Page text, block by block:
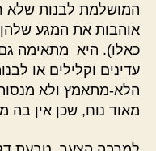
המושלמת לבנות שלא
אוהבות את המגע שלהן
כאלו). היא מתאימה
עדינים וקלילים או
הלא-מתאמץ ולא
מאוד נוח, שכן אין